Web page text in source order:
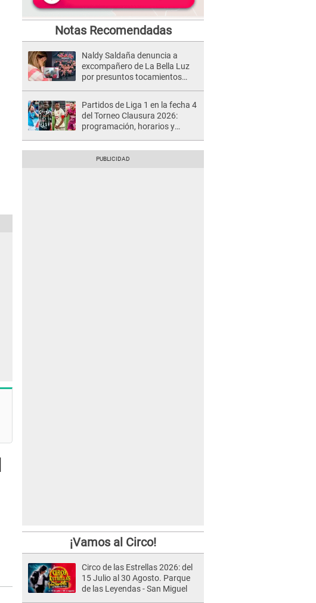
Notas Recomendadas
Naldy Saldaña denuncia a
excompañero de La Bella Luz
por presuntos tocamientos
Partidos de Liga 1 en la fecha 4
del Torneo Clausura 2026:
programación, horarios y
¡Vamos al Circo!
Circo de las Estrellas 2026: del
15 Julio al 30 Agosto. Parque
de las Leyendas - San Miguel